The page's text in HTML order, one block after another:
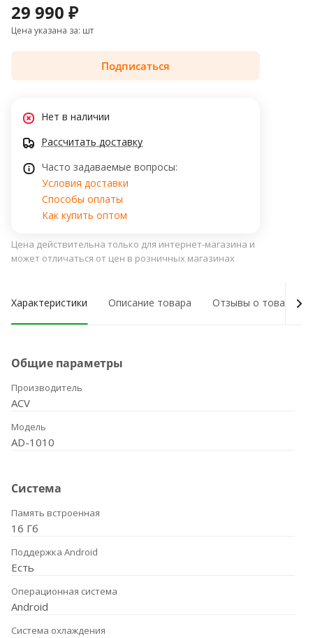
29 990 ₽
Цена указана за: шт
Подписаться
Нет в наличии
Рассчитать доставку
Часто задаваемые вопросы:
Условия доставки
Способы оплаты
Как купить оптом
Цена действительна только для интернет-магазина и
может отличаться от цен в розничных магазинах
Характеристики Описание товара Отзывы о товаре
Общие параметры
Производитель
ACV
Модель
AD-1010
Система
Память встроенная
16 Гб
Поддержка Android
Есть
Операционная система
Android
Система охлаждения